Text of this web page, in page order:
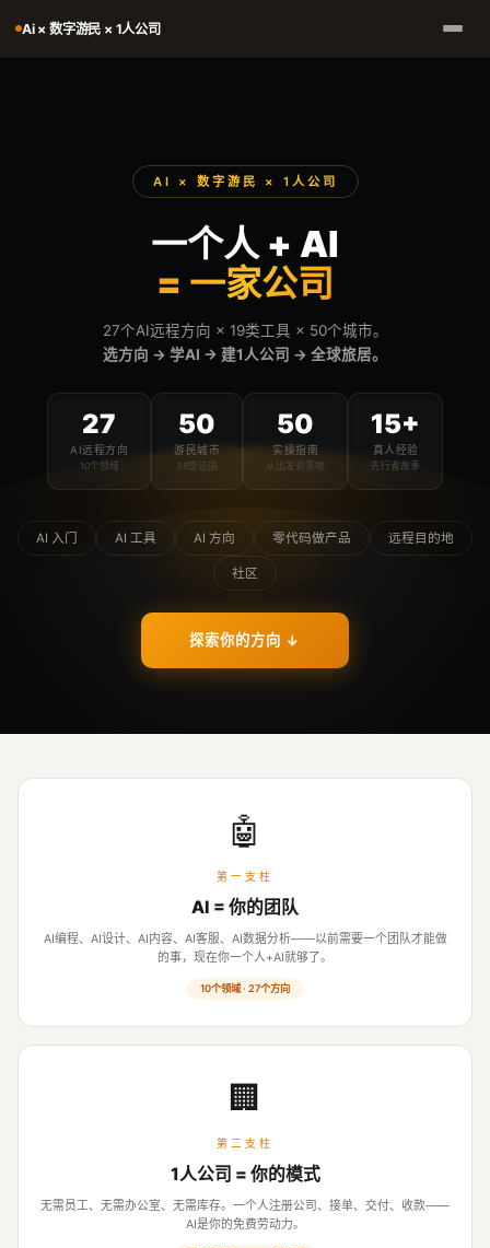
Ai × 数字游民 × 1人公司
AI × 数字游民 × 1人公司
一个人 + AI
= 一家公司
27个AI远程方向 × 19类工具 × 50个城市。
选方向 → 学AI → 建1人公司 → 全球旅居。
27
AI远程方向
10个领域
50
游民城市
38签证国
50
实操指南
从出发到落地
15+
真人经验
先行者故事
AI 入门 AI 工具 AI 方向 零代码做产品 远程目的地
社区
探索你的方向 ↓
🤖
第一支柱
AI = 你的团队
AI编程、AI设计、AI内容、AI客服、AI数据分析——以前需要一个团队才能做
的事，现在你一个人+AI就够了。
10个领域 · 27个方向
🏢
第二支柱
1人公司 = 你的模式
无需员工、无需办公室、无需库存。一个人注册公司、接单、交付、收款——
AI是你的免费劳动力。